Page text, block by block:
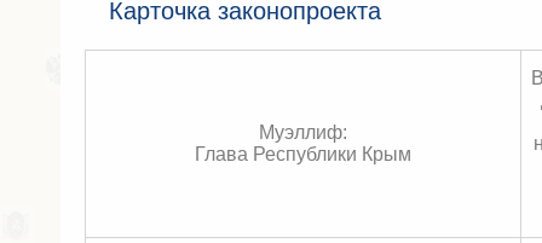
Советники Председателя ГС РК
Управление делами ГС РК
Схема
Статистика
Карточка законопроекта
Муэллиф:
Глава Республики Крым